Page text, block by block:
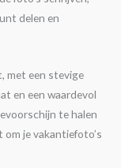
delen en
met een stevige
en een waardevol
te halen
je vakantiefoto’s